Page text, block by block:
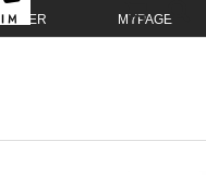
ORDER MYPAGE